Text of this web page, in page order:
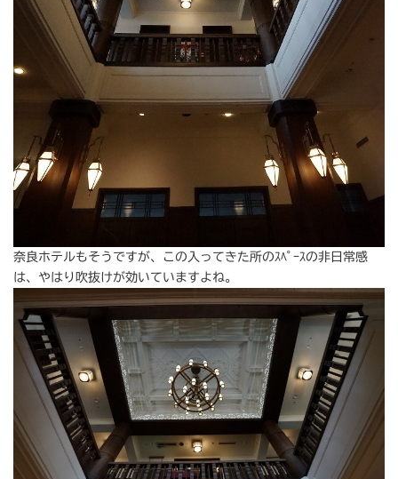
奈良ホテルもそうですが、この入ってきた所のｽﾍﾟｰｽの非日常感
は、やはり吹抜けが効いていますよね。